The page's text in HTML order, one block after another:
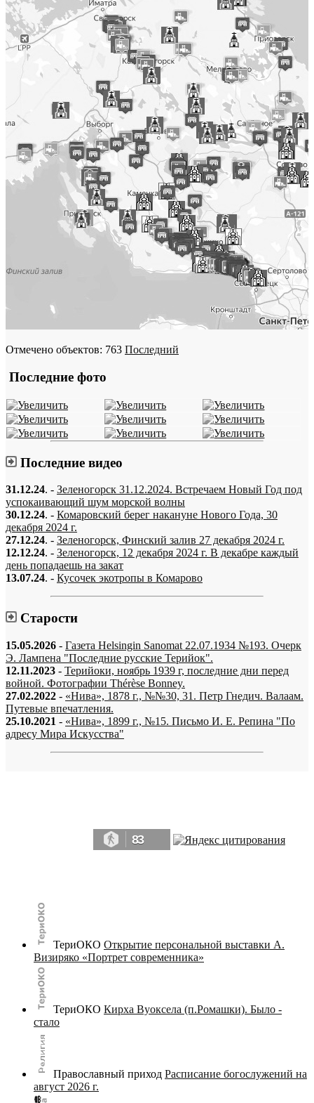
Отмечено объектов: 763 Последний
Последние фото
Последние видео
31.12.24. - Зеленогорск 31.12.2024. Встречаем Новый Год под
успокаивающий шум морской волны
30.12.24. - Комаровский берег накануне Нового Года, 30
декабря 2024 г.
27.12.24. - Зеленогорск, Финский залив 27 декабря 2024 г.
12.12.24. - Зеленогорск, 12 декабря 2024 г. В декабре каждый
день попадаешь на закат
13.07.24. - Кусочек экотропы в Комарово
Старости
15.05.2026 - Газета Helsingin Sanomat 22.07.1934 №193. Очерк
Э. Лампена "Последние русские Терийок".
12.11.2023 - Терийоки, ноябрь 1939 г, последние дни перед
войной. Фотографии Thérèse Bonney.
27.02.2022 - «Нива», 1878 г., №№30, 31. Петр Гнедич. Валаам.
Путевые впечатления.
25.10.2021 - «Нива», 1899 г., №15. Письмо И. Е. Репина "По
адресу Мира Искусства"
83
ТериОКО Открытие персональной выставки А.
Визиряко «Портрет современника»
ТериОКО Кирха Вуоксела (п.Ромашки). Было -
стало
Православный приход Расписание богослужений на
август 2026 г.